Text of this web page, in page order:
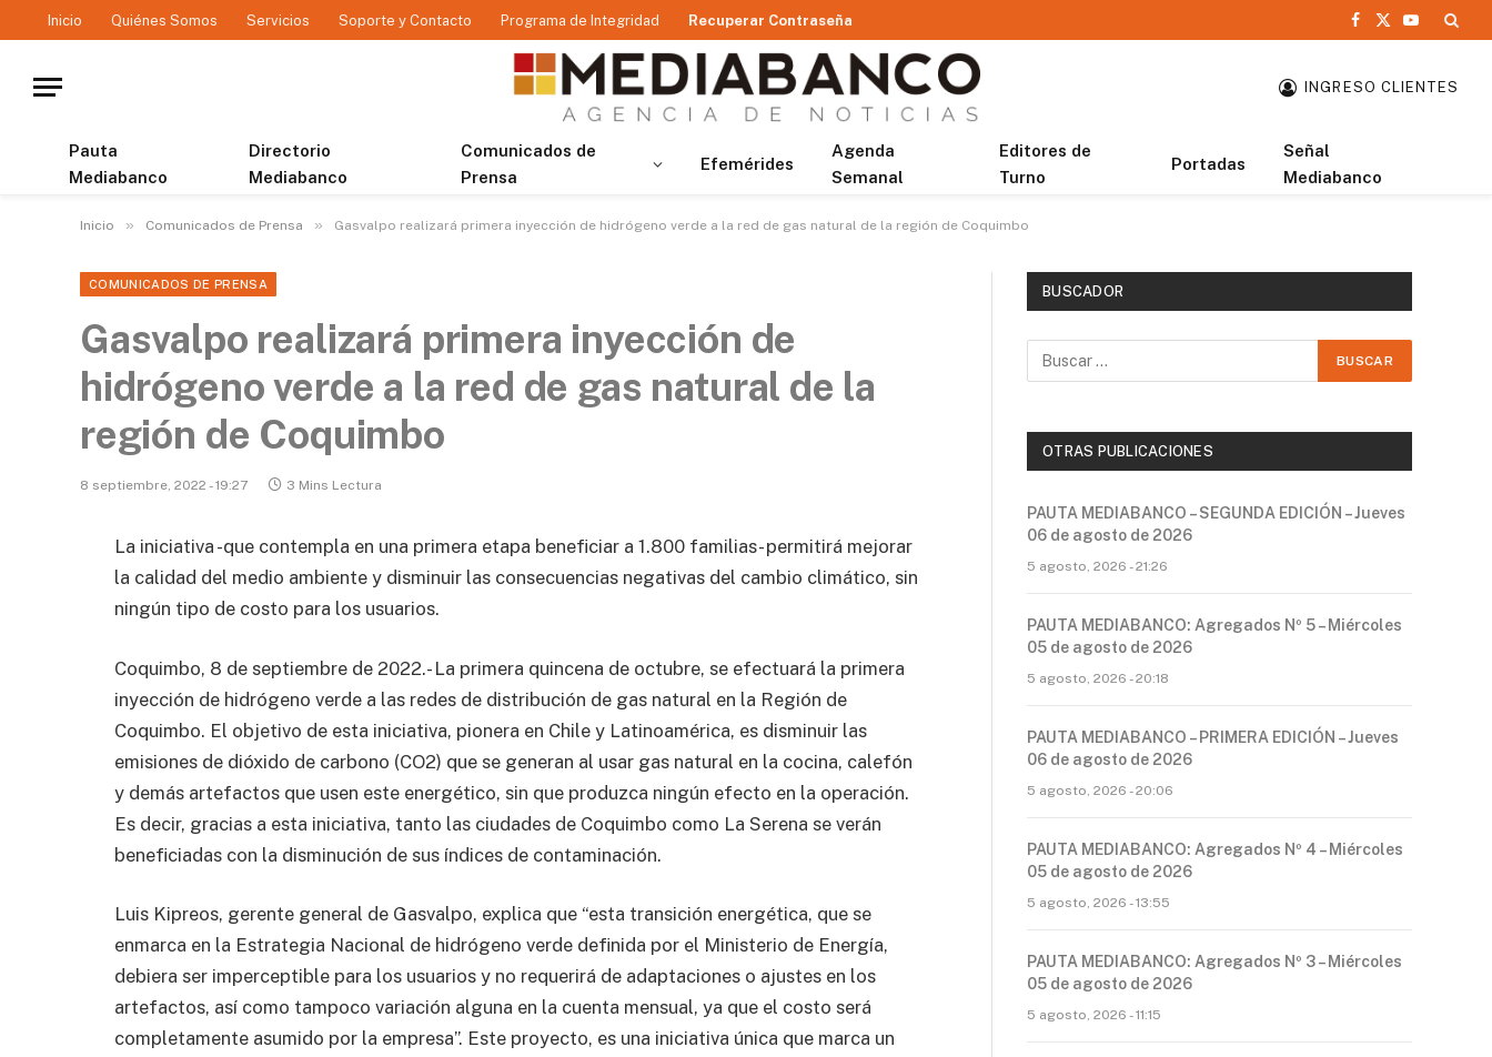
Inicio Quiénes Somos Servicios Soporte y Contacto Programa de Integridad Recuperar Contraseña
Facebook
X
YouTube
INGRESO CLIENTES
Pauta
Mediabanco
Directorio
Mediabanco
Comunicados de
Prensa
Efemérides
Agenda
Semanal
Editores de
Turno
Portadas
Señal
Mediabanco
Inicio » Comunicados de Prensa » Gasvalpo realizará primera inyección de hidrógeno verde a la red de gas natural de la región de Coquimbo
COMUNICADOS DE PRENSA
Gasvalpo realizará primera inyección de
hidrógeno verde a la red de gas natural de la
región de Coquimbo
8 septiembre, 2022 - 19:27 3 Mins Lectura
La iniciativa -que contempla en una primera etapa beneficiar a 1.800 familias- permitirá mejorar
la calidad del medio ambiente y disminuir las consecuencias negativas del cambio climático, sin
ningún tipo de costo para los usuarios.
Coquimbo, 8 de septiembre de 2022.- La primera quincena de octubre, se efectuará la primera
inyección de hidrógeno verde a las redes de distribución de gas natural en la Región de
Coquimbo. El objetivo de esta iniciativa, pionera en Chile y Latinoamérica, es disminuir las
emisiones de dióxido de carbono (CO2) que se generan al usar gas natural en la cocina, calefón
y demás artefactos que usen este energético, sin que produzca ningún efecto en la operación.
Es decir, gracias a esta iniciativa, tanto las ciudades de Coquimbo como La Serena se verán
beneficiadas con la disminución de sus índices de contaminación.
Luis Kipreos, gerente general de Gasvalpo, explica que “esta transición energética, que se
enmarca en la Estrategia Nacional de hidrógeno verde definida por el Ministerio de Energía,
debiera ser imperceptible para los usuarios y no requerirá de adaptaciones o ajustes en los
artefactos, así como tampoco variación alguna en la cuenta mensual, ya que el costo será
completamente asumido por la empresa”. Este proyecto, es una iniciativa única que marca un
BUSCADOR
OTRAS PUBLICACIONES
PAUTA MEDIABANCO – SEGUNDA EDICIÓN – Jueves
06 de agosto de 2026
5 agosto, 2026 - 21:26
PAUTA MEDIABANCO: Agregados Nº 5 – Miércoles
05 de agosto de 2026
5 agosto, 2026 - 20:18
PAUTA MEDIABANCO – PRIMERA EDICIÓN – Jueves
06 de agosto de 2026
5 agosto, 2026 - 20:06
PAUTA MEDIABANCO: Agregados Nº 4 – Miércoles
05 de agosto de 2026
5 agosto, 2026 - 13:55
PAUTA MEDIABANCO: Agregados Nº 3 – Miércoles
05 de agosto de 2026
5 agosto, 2026 - 11:15